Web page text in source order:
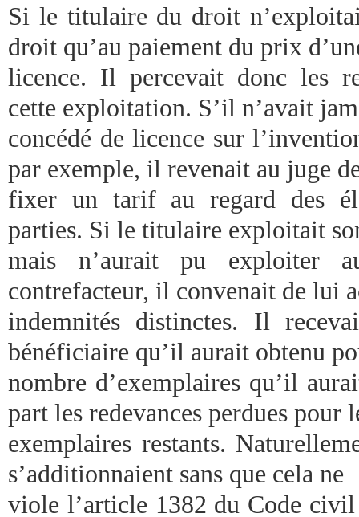
Si le titulaire du droit
droit qu’au paiement du prix
licence. Il percevait donc les
cette exploitation. S’il n’avait
concédé de licence sur
par exemple, il revenait au juge
fixer un tarif au regard des
parties. Si le titulaire exploitait
mais n’aurait pu exploiter
contrefacteur, il convenait de lui
indemnités distinctes. Il
bénéficiaire qu’il aurait obtenu
nombre d’exemplaires qu’il
part les redevances perdues pour
exemplaires restants.
s’additionnaient sans que cela ne
viole l’article 1382 du Code